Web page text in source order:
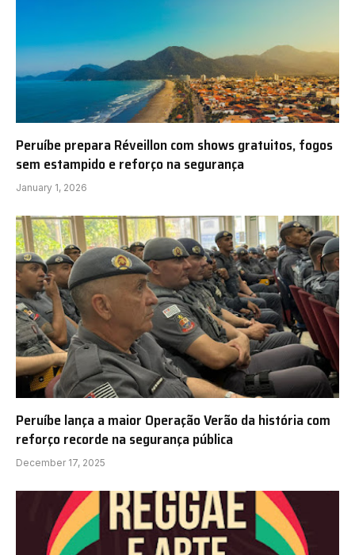
Peruíbe prepara Réveillon com shows gratuitos, fogos
sem estampido e reforço na segurança
January 1, 2026
Peruíbe lança a maior Operação Verão da história com
reforço recorde na segurança pública
December 17, 2025